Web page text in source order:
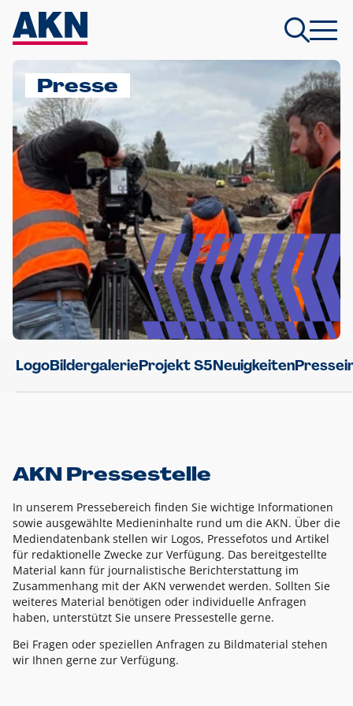
Presse
LogoBildergalerieProjekt S5Neuigkeiten
AKN Pressestelle
In unserem Pressebereich finden Sie wichtige Informationen
sowie ausgewählte Medieninhalte rund um die AKN. Über die
Mediendatenbank stellen wir Logos, Pressefotos und Artikel
für redaktionelle Zwecke zur Verfügung. Das bereitgestellte
Material kann für journalistische Berichterstattung im
Zusammenhang mit der AKN verwendet werden. Sollten Sie
weiteres Material benötigen oder individuelle Anfragen
haben, unterstützt Sie unsere Pressestelle gerne.
Bei Fragen oder speziellen Anfragen zu Bildmaterial stehen
wir Ihnen gerne zur Verfügung.